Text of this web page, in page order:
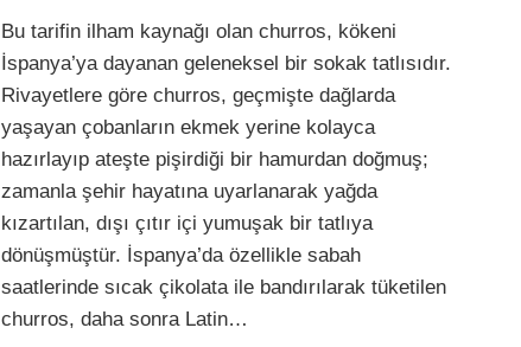
Bu tarifin ilham kaynağı olan churros, kökeni
İspanya’ya dayanan geleneksel bir sokak tatlısıdır.
Rivayetlere göre churros, geçmişte dağlarda
yaşayan çobanların ekmek yerine kolayca
hazırlayıp ateşte pişirdiği bir hamurdan doğmuş;
zamanla şehir hayatına uyarlanarak yağda
kızartılan, dışı çıtır içi yumuşak bir tatlıya
dönüşmüştür. İspanya’da özellikle sabah
saatlerinde sıcak çikolata ile bandırılarak tüketilen
churros, daha sonra Latin…